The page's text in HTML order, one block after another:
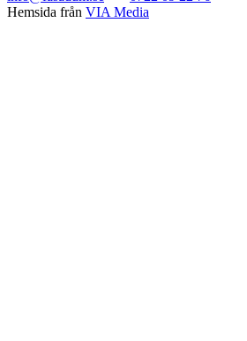
Hemsida från VIA Media